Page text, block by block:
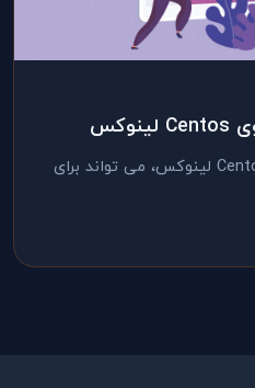
نحوه نصب Cpanel بر روی Centos لینوکس، می تواند برای